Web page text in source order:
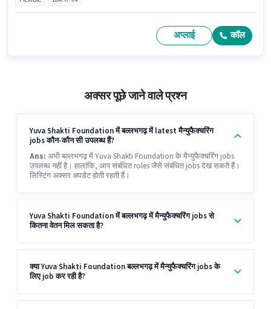
अप्लाई कॉल
अक्सर पूछे जाने वाले प्रश्न
Yuva Shakti Foundation में बल्लभगढ़ में latest मैन्युफैक्चरिंग
jobs कौन-कौन सी उपलब्ध हैं?
Ans: अभी बल्लभगढ़ में Yuva Shakti Foundation के मैन्युफैक्चरिंग jobs
उपलब्ध नहीं है। हालांकि, आप संबंधित roles जैसे संबंधित jobs देख सकते हैं।
लिस्टिंग अक्सर अपडेट होती रहती हैं।
Yuva Shakti Foundation में बल्लभगढ़ में मैन्युफैक्चरिंग jobs से
कितना वेतन मिल सकता है?
क्या Yuva Shakti Foundation बल्लभगढ़ में मैन्युफैक्चरिंग jobs के
लिए job कर रही है?